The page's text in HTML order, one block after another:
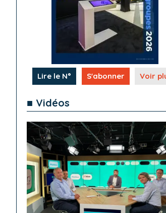
Lire le N° S'abonner Voir
■ Vidéos